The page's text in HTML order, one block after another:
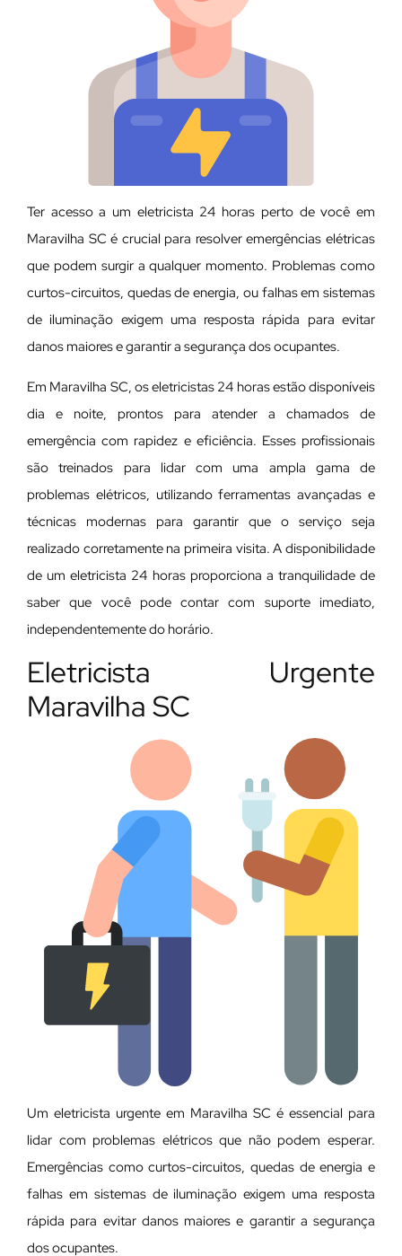
Ter acesso a um eletricista 24 horas perto de você em
Maravilha SC é crucial para resolver emergências elétricas
que podem surgir a qualquer momento. Problemas como
curtos-circuitos, quedas de energia, ou falhas em sistemas
de iluminação exigem uma resposta rápida para evitar
danos maiores e garantir a segurança dos ocupantes.
Em Maravilha SC, os eletricistas 24 horas estão disponíveis
dia e noite, prontos para atender a chamados de
emergência com rapidez e eficiência. Esses profissionais
são treinados para lidar com uma ampla gama de
problemas elétricos, utilizando ferramentas avançadas e
técnicas modernas para garantir que o serviço seja
realizado corretamente na primeira visita. A disponibilidade
de um eletricista 24 horas proporciona a tranquilidade de
saber que você pode contar com suporte imediato,
independentemente do horário.
Eletricista Urgente
Maravilha SC
Um eletricista urgente em Maravilha SC é essencial para
lidar com problemas elétricos que não podem esperar.
Emergências como curtos-circuitos, quedas de energia e
falhas em sistemas de iluminação exigem uma resposta
rápida para evitar danos maiores e garantir a segurança
dos ocupantes.